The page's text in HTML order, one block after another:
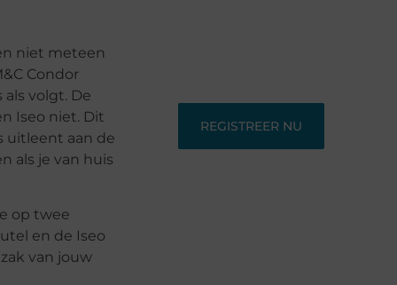
niet meteen
Condor
als volgt. De
Iseo niet. Dit
uitleent aan de
als je van huis
op twee
en de Iseo
van jouw
REGISTREER NU